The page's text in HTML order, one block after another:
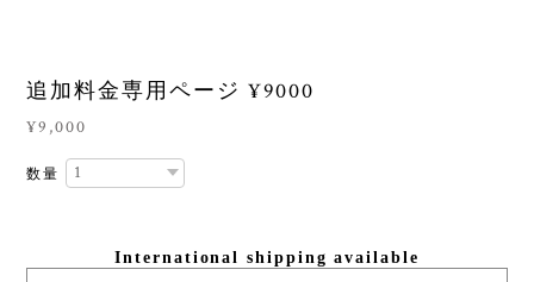
追加料金専用ページ ¥9000
¥9,000
数量
International shipping available